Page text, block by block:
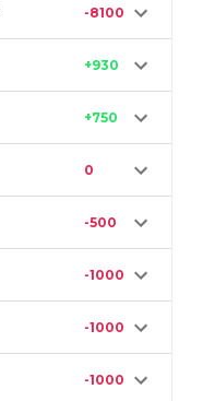
-8100
+930
+750
0
-500
-1000
-1000
-1000